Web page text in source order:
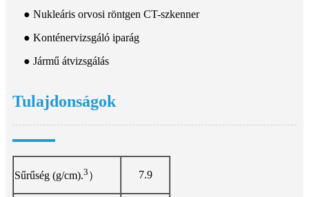
● Nukleáris orvosi röntgen CT-szkenner
● Konténervizsgáló iparág
● Jármű átvizsgálás
Tulajdonságok
Sűrűség (g/cm).3 ） 7.9